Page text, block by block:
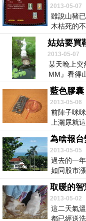
2013-05-07
雖說山豬
木枯死的
就要...
姑姑要買
2013-05-07
某天晚上突
MM』看得
覆：『有...
藍色膠囊
2013-05-06
前陣子咪
上灑尿就
加上...
為啥報台
2013-05-05
過去的一
如同股市
寫，是...
取暖的智
2013-05-02
這二天氣
都已經送